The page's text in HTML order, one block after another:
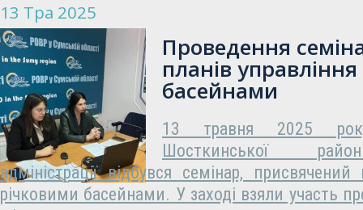
13 Тра 2025
Проведення
планів
басейнами
13 травня 2025
Шосткинської
адміністрації відбувся семінар,
річковими басейнами. У заході взяли участь